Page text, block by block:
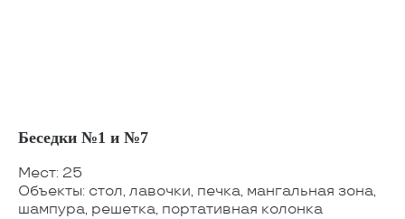
Беседки №1 и №7
Мест: 25
Объекты: стол, лавочки, печка, мангальная зона,
шампура, решетка, портативная колонка